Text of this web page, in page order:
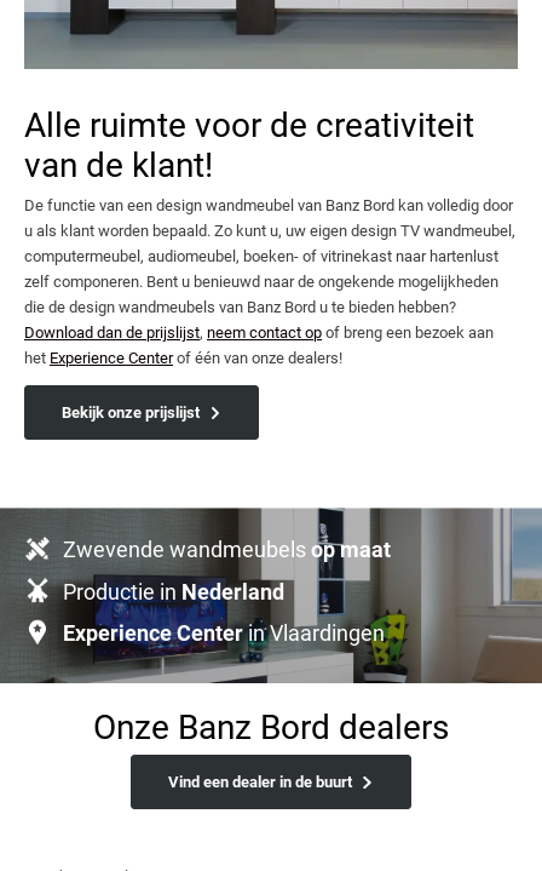
Alle ruimte voor de creativiteit
van de klant!
De functie van een design wandmeubel van Banz Bord kan volledig door
u als klant worden bepaald. Zo kunt u, uw eigen design TV wandmeubel,
computermeubel, audiomeubel, boeken- of vitrinekast naar hartenlust
zelf componeren. Bent u benieuwd naar de ongekende mogelijkheden
die de design wandmeubels van Banz Bord u te bieden hebben?
Download dan de prijslijst, neem contact op of breng een bezoek aan
het Experience Centerof één van onze dealers!
Bekijk onze prijslijst
Zwevende wandmeubelsop maat
Productie in Nederland
Experience Centerin Vlaardingen
Onze Banz Bord dealers
Vind een dealer in de buurt